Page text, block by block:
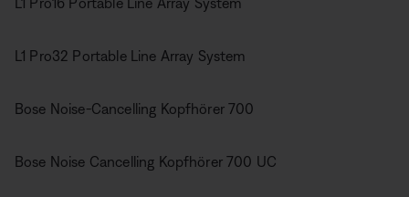
L1 Pro32 Portable Line Array System
Bose Noise-Cancelling Kopfhörer 700
Bose Noise Cancelling Kopfhörer 700 UC